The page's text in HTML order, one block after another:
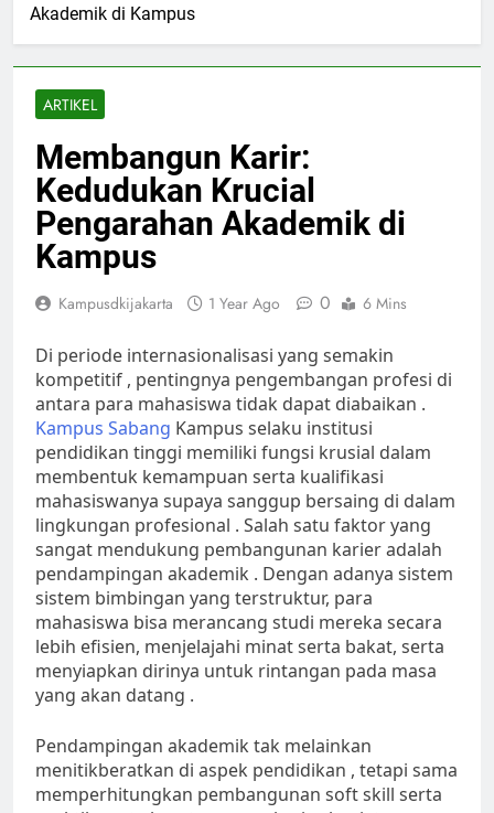
Akademik di Kampus
ARTIKEL
Membangun Karir:
Kedudukan Krucial
Pengarahan Akademik di
Kampus
Kampusdkijakarta 1 Year Ago 0 6 Mins
Di periode internasionalisasi yang semakin
kompetitif , pentingnya pengembangan profesi di
antara para mahasiswa tidak dapat diabaikan .
Kampus Sabang Kampus selaku institusi
pendidikan tinggi memiliki fungsi krusial dalam
membentuk kemampuan serta kualifikasi
mahasiswanya supaya sanggup bersaing di dalam
lingkungan profesional . Salah satu faktor yang
sangat mendukung pembangunan karier adalah
pendampingan akademik . Dengan adanya sistem
sistem bimbingan yang terstruktur, para
mahasiswa bisa merancang studi mereka secara
lebih efisien, menjelajahi minat serta bakat, serta
menyiapkan dirinya untuk rintangan pada masa
yang akan datang .
Pendampingan akademik tak melainkan
menitikberatkan di aspek pendidikan , tetapi sama
memperhitungkan pembangunan soft skill serta